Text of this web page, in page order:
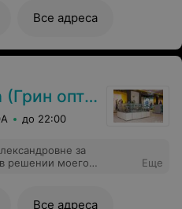
дочка сказала:-
мой ДР. Самые
Все адреса
оптика)
до 22:00
за
решении моего
Еще
Все адреса